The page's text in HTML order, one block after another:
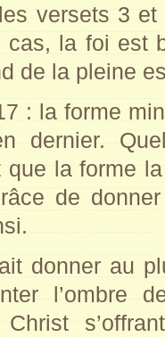
versets 3
cas, la foi est
de la pleine
: la forme
dernier.
que la forme
de
donner au
l’ombre
Christ